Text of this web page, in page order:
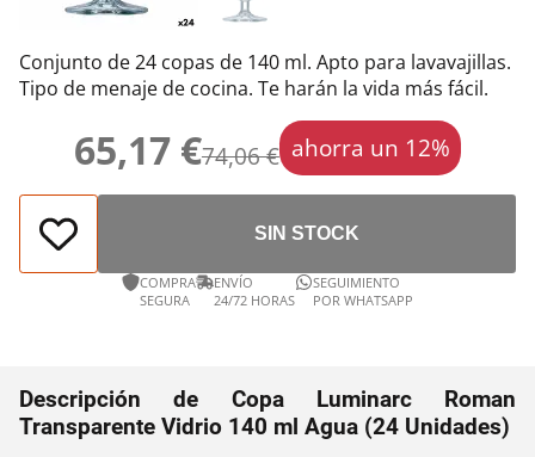
Conjunto de 24 copas de 140 ml. Apto para lavavajillas.
Tipo de menaje de cocina. Te harán la vida más fácil.
65,17 €74,06 € ahorra un 12%
SIN STOCK
COMPRA
SEGURA
ENVÍO
24/72 HORAS
SEGUIMIENTO
POR WHATSAPP
Descripción de Copa Luminarc Roman
Transparente Vidrio 140 ml Agua (24 Unidades)